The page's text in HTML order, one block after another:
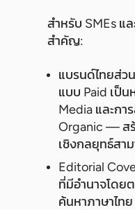
สำหรับ SMEs แ
สำคัญ:
แบรนด์ไทยส่ว
แบบ Paid เป็
Media และกา
Organic — สร้
เชิงกลยุทธ์สา
Editorial
ที่มีอำนาจโดย
ค้นหาภาษาไท